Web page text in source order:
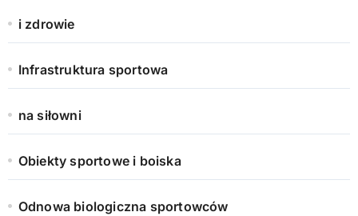
i zdrowie
Infrastruktura sportowa
na siłowni
Obiekty sportowe i boiska
Odnowa biologiczna sportowców